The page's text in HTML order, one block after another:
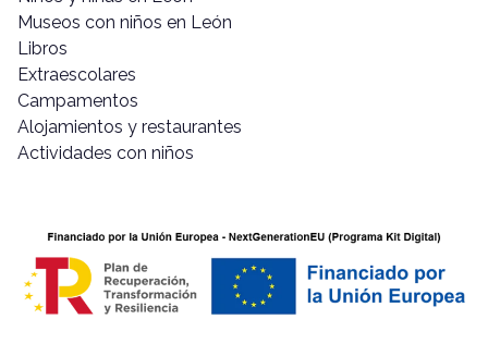
Museos con niños en León
Libros
Extraescolares
Campamentos
Alojamientos y restaurantes
Actividades con niños